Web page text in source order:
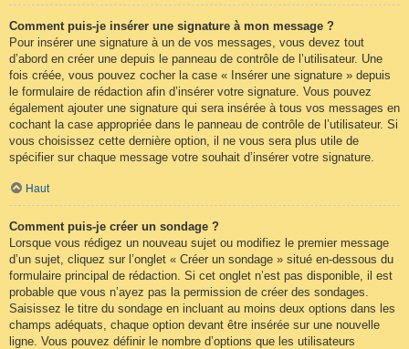
Comment puis-je insérer une signature à mon message ?
Pour insérer une signature à un de vos messages, vous devez tout
d’abord en créer une depuis le panneau de contrôle de l’utilisateur. Une
fois créée, vous pouvez cocher la case « Insérer une signature » depuis
le formulaire de rédaction afin d’insérer votre signature. Vous pouvez
également ajouter une signature qui sera insérée à tous vos messages en
cochant la case appropriée dans le panneau de contrôle de l’utilisateur. Si
vous choisissez cette dernière option, il ne vous sera plus utile de
spécifier sur chaque message votre souhait d’insérer votre signature.
Haut
Comment puis-je créer un sondage ?
Lorsque vous rédigez un nouveau sujet ou modifiez le premier message
d’un sujet, cliquez sur l’onglet « Créer un sondage » situé en-dessous du
formulaire principal de rédaction. Si cet onglet n’est pas disponible, il est
probable que vous n’ayez pas la permission de créer des sondages.
Saisissez le titre du sondage en incluant au moins deux options dans les
champs adéquats, chaque option devant être insérée sur une nouvelle
ligne. Vous pouvez définir le nombre d’options que les utilisateurs